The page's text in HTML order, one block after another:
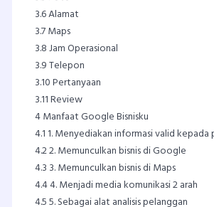
3.6Alamat
3.7Maps
3.8Jam Operasional
3.9Telepon
3.10Pertanyaan
3.11Review
4Manfaat Google Bisnisku
4.11. Menyediakan informasi valid kepada
4.22. Memunculkan bisnis di Google
4.3 3. Memunculkan bisnis di Maps
4.44. Menjadi media komunikasi 2 arah
4.55. Sebagai alat analisis pelanggan